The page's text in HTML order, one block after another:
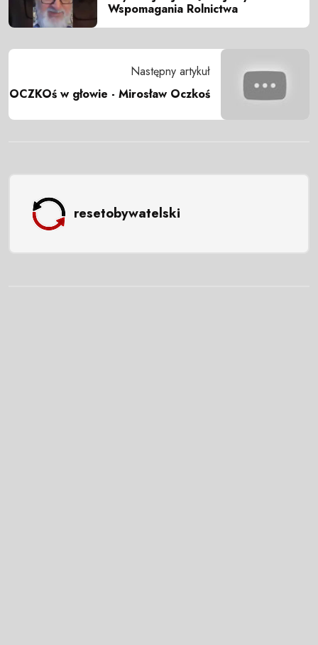
Wspomagania Rolnictwa
Następny artykuł
OCZKOś w głowie - Mirosław Oczkoś
resetobywatelski